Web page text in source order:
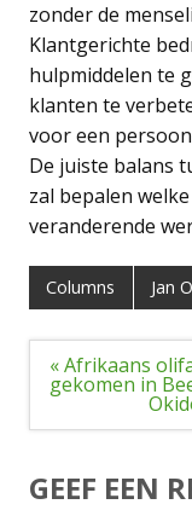
zonder de
Klantgerichte
hulpmiddelen te
klanten te
voor een
De juiste balans
zal bepalen
veranderende
Columns Jan
Bericht
navigatie
« Afrikaans
gekomen in
GEEF EEN